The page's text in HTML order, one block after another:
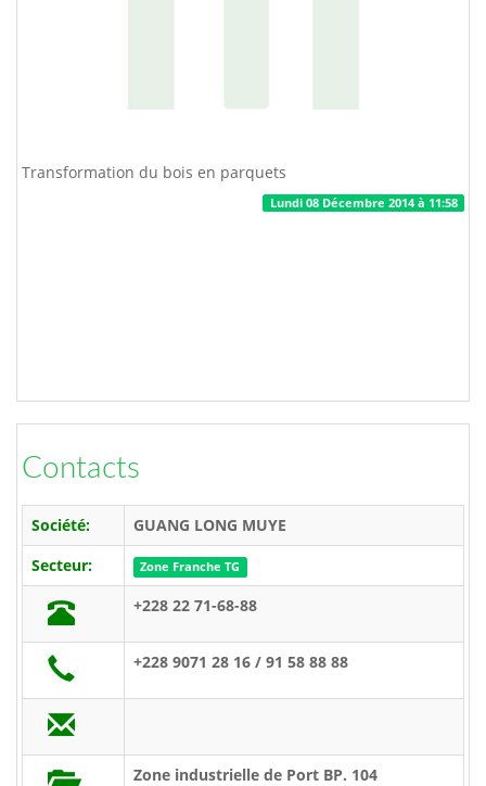
Transformation du bois en parquets
Lundi 08 Décembre 2014 à 11:58
Contacts
Société:
GUANG LONG MUYE
Secteur:
Zone Franche TG
+228 22 71-68-88
+228 9071 28 16 / 91 58 88 88
Zone industrielle de Port BP. 104